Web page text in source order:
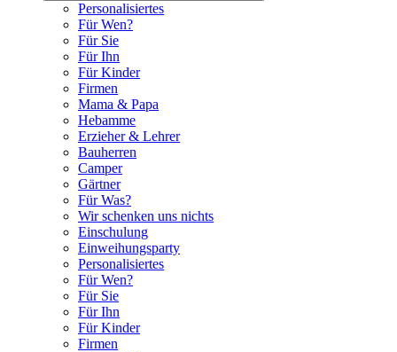
Personalisiertes
Für Wen?
Für Sie
Für Ihn
Für Kinder
Firmen
Mama & Papa
Hebamme
Erzieher & Lehrer
Bauherren
Camper
Gärtner
Für Was?
Wir schenken uns nichts
Einschulung
Einweihungsparty
Personalisiertes
Für Wen?
Für Sie
Für Ihn
Für Kinder
Firmen